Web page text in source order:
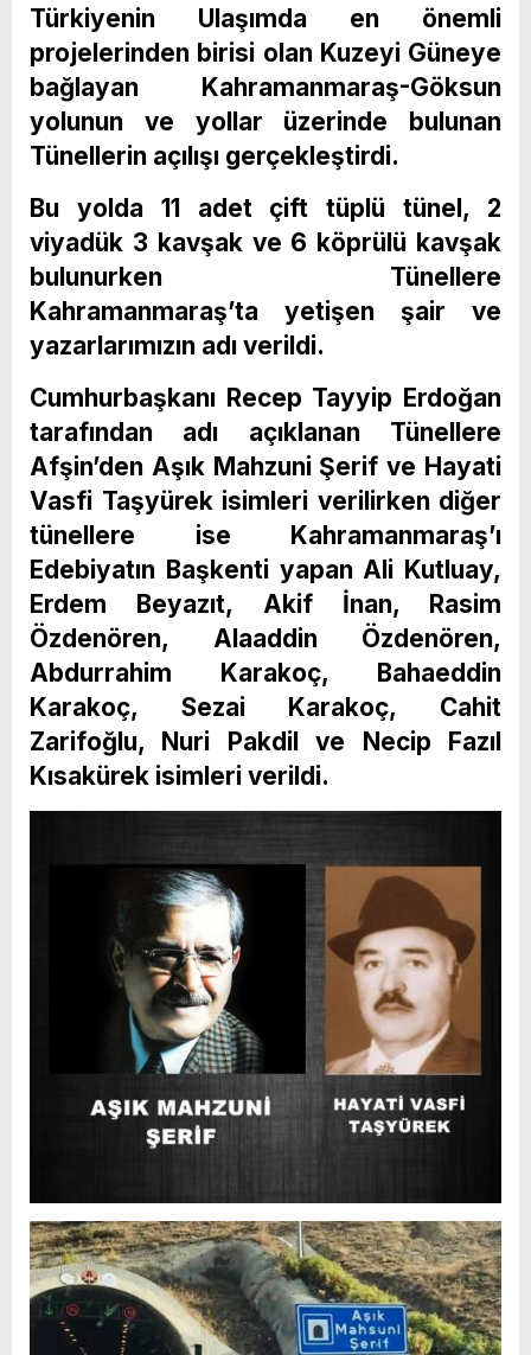
Türkiyenin Ulaşımda en önemli
projelerinden birisi olan Kuzeyi Güneye
bağlayan Kahramanmaraş-Göksun
yolunun ve yollar üzerinde bulunan
Tünellerin açılışı gerçekleştirdi.
Bu yolda 11 adet çift tüplü tünel, 2
viyadük 3 kavşak ve 6 köprülü kavşak
bulunurken Tünellere
Kahramanmaraş’ta yetişen şair ve
yazarlarımızın adı verildi.
Cumhurbaşkanı Recep Tayyip Erdoğan
tarafından adı açıklanan Tünellere
Afşin’den Aşık Mahzuni Şerif ve Hayati
Vasfi Taşyürek isimleri verilirken diğer
tünellere ise Kahramanmaraş’ı
Edebiyatın Başkenti yapan Ali Kutluay,
Erdem Beyazıt, Akif İnan, Rasim
Özdenören, Alaaddin Özdenören,
Abdurrahim Karakoç, Bahaeddin
Karakoç, Sezai Karakoç, Cahit
Zarifoğlu, Nuri Pakdil ve Necip Fazıl
Kısakürek isimleri verildi.